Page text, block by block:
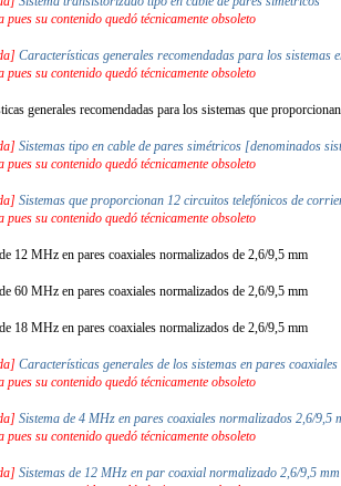
pues su contenido quedó técnicamente obsoleto
Características generales recomendadas para los
pues su contenido quedó técnicamente obsoleto
generales recomendadas para los sistemas que
Sistemas tipo en cable de pares simétricos [denominados
pues su contenido quedó técnicamente obsoleto
Sistemas que proporcionan 12 circuitos telefónicos de
pues su contenido quedó técnicamente obsoleto
12 MHz en pares coaxiales normalizados de 2,6/9,5 mm
60 MHz en pares coaxiales normalizados de 2,6/9,5 mm
18 MHz en pares coaxiales normalizados de 2,6/9,5 mm
Características generales de los sistemas en pares
pues su contenido quedó técnicamente obsoleto
Sistema de 4 MHz en pares coaxiales normalizados 2,6/
pues su contenido quedó técnicamente obsoleto
Sistemas de 12 MHz en par coaxial normalizado 2,6/9,5